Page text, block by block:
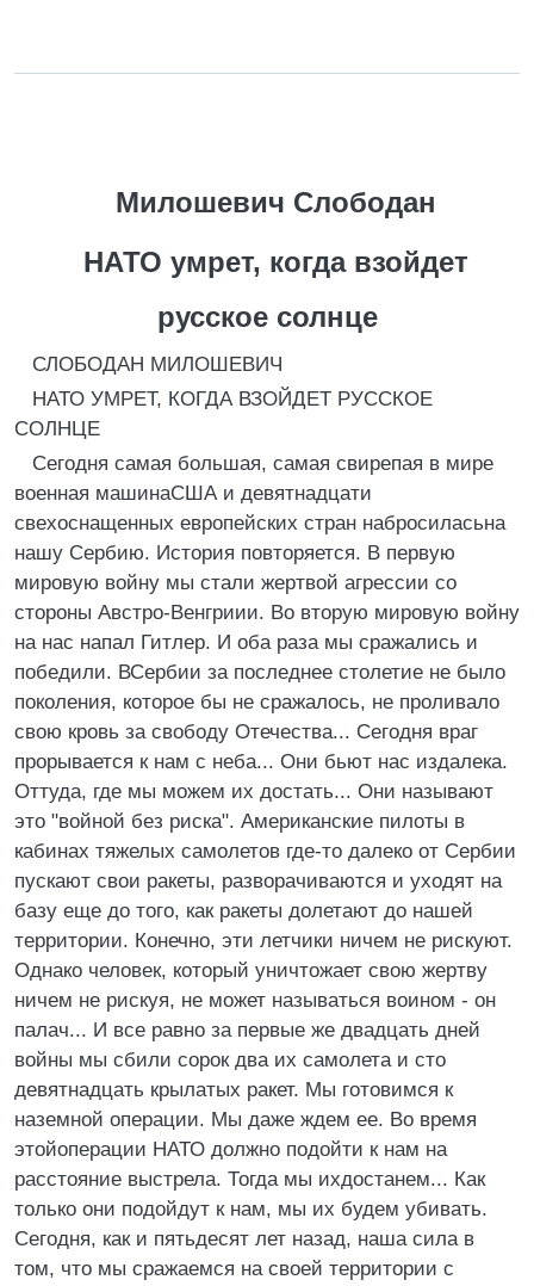
Милошевич Слободан
НАТО умрет, когда взойдет
русское солнце
СЛОБОДАH МИЛОШЕВИЧ
HАТО УМРЕТ, КОГДА ВЗОЙДЕТ РУССКОЕ
СОЛHЦЕ
Сегодня самая большая, самая свирепая в мире
военная машинаСША и девятнадцати
свехоснащенных европейских стран набросиласьна
нашу Сербию. История повторяется. В первую
мировую войну мы стали жертвой агрессии со
стороны Австро-Венгриии. Во вторую мировую войну
на нас напал Гитлер. И оба раза мы сражались и
победили. ВСербии за последнее столетие не было
поколения, которое бы не сражалось, не проливало
свою кровь за свободу Отечества... Сегодня враг
прорывается к нам с неба... Они бьют нас издалека.
Оттуда, где мы можем их достать... Они называют
это "войной без риска". Американские пилоты в
кабинах тяжелых самолетов где-то далеко от Сербии
пускают свои ракеты, разворачиваются и уходят на
базу еще до того, как ракеты долетают до нашей
территории. Конечно, эти летчики ничем не рискуют.
Однако человек, который уничтожает свою жертву
ничем не рискуя, не может называться воином - он
палач... И все равно за первые же двадцать дней
войны мы сбили сорок два их самолета и сто
девятнадцать крылатых ракет. Мы готовимся к
наземной операции. Мы даже ждем ее. Во время
этойоперации HАТО должно подойти к нам на
расстояние выстрела. Тогда мы ихдостанем... Как
только они подойдут к нам, мы их будем убивать.
Сегодня, как и пятьдесят лет назад, наша сила в
том, что мы сражаемся на своей территории с